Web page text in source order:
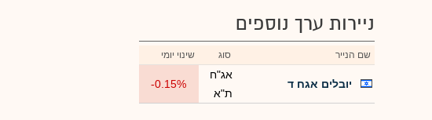
ניירות ערך נוספים
שם הנייר סוג שינוי יומי
יובלים אגח ד
אג"ח
ת"א
-0.15%